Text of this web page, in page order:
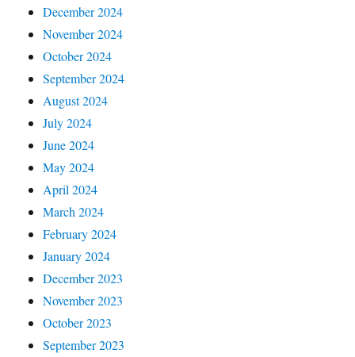
December 2024
November 2024
October 2024
September 2024
August 2024
July 2024
June 2024
May 2024
April 2024
March 2024
February 2024
January 2024
December 2023
November 2023
October 2023
September 2023